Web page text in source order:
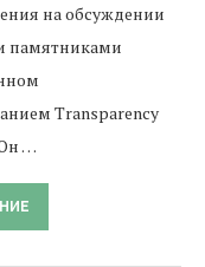
на обсуждении
памятниками
Transparency
…